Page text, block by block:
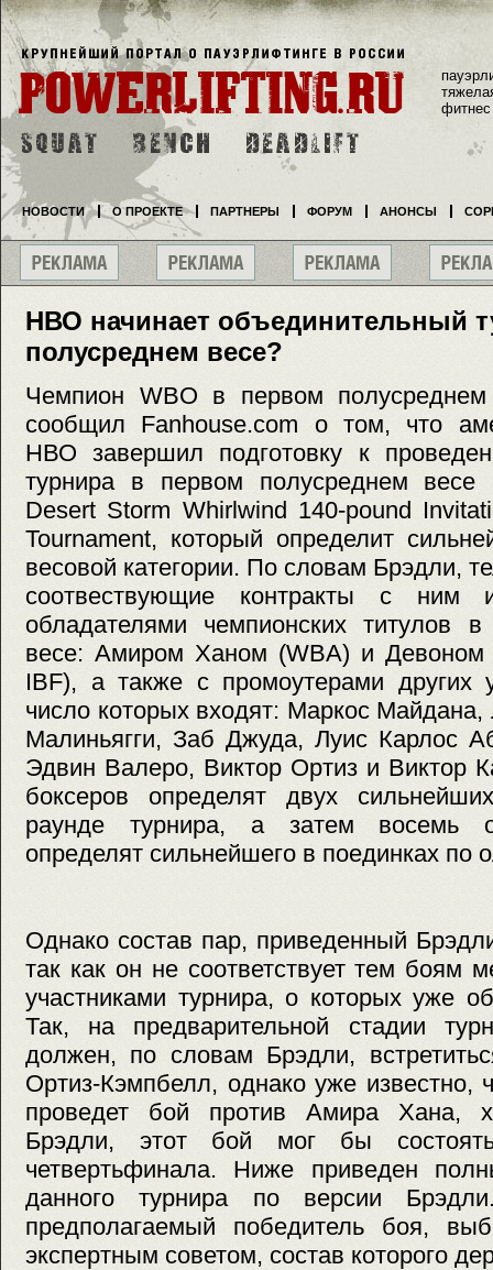
НВО начинает объединительный
полусреднем весе?
Чемпион WBO в первом
сообщил Fanhouse.com о том, что
НВО завершил подготовку к
турнира в первом полусреднем весе
Desert Storm Whirlwind 140-pound
Tournament, который определит
весовой категории. По словам Брэдли,
соотвествующие контракты с
обладателями чемпионских титулов
весе: Амиром Ханом (WBA) и Девоном
IBF), а также с промоутерами других
число которых входят: Маркос
Малиньягги, Заб Джуда, Луис Карлос
Эдвин Валеро, Виктор Ортиз и Виктор
боксеров определят двух
раунде турнира, а затем восемь
определят сильнейшего в поединках по
Однако состав пар, приведенный
так как он не соответствует тем боям
участниками турнира, о которых уже
Так, на предварительной стадии
должен, по словам Брэдли,
Ортиз-Кэмпбелл, однако уже известно,
проведет бой против Амира Хана,
Брэдли, этот бой мог бы
четвертьфинала. Ниже приведен
данного турнира по версии
предполагаемый победитель боя,
экспертным советом, состав которого
фитнес
НОВОСТИ О ПРОЕКТЕ ПАРТНЕРЫ ФОРУМ АНОНСЫ